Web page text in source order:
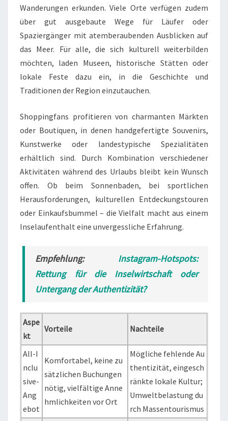
Wanderungen erkunden. Viele Orte verfügen zudem
über gut ausgebaute Wege für Läufer oder
Spaziergänger mit atemberaubenden Ausblicken auf
das Meer. Für alle, die sich kulturell weiterbilden
möchten, laden Museen, historische Stätten oder
lokale Feste dazu ein, in die Geschichte und
Traditionen der Region einzutauchen.
Shoppingfans profitieren von charmanten Märkten
oder Boutiquen, in denen handgefertigte Souvenirs,
Kunstwerke oder landestypische Spezialitäten
erhältlich sind. Durch Kombination verschiedener
Aktivitäten während des Urlaubs bleibt kein Wunsch
offen. Ob beim Sonnenbaden, bei sportlichen
Herausforderungen, kulturellen Entdeckungstouren
oder Einkaufsbummel – die Vielfalt macht aus einem
Inselaufenthalt eine unvergessliche Erfahrung.
Empfehlung: Instagram-Hotspots:
Rettung für die Inselwirtschaft oder
Untergang der Authentizität?
Aspe
kt
Vorteile Nachteile
All-I
nclu
sive-
Ang
ebot
Komfortabel, keine zu
sätzlichen Buchungen
nötig, vielfältige Anne
hmlichkeiten vor Ort
Mögliche fehlende Au
thentizität, eingesch
ränkte lokale Kultur;
Umweltbelastung du
rch Massentourismus